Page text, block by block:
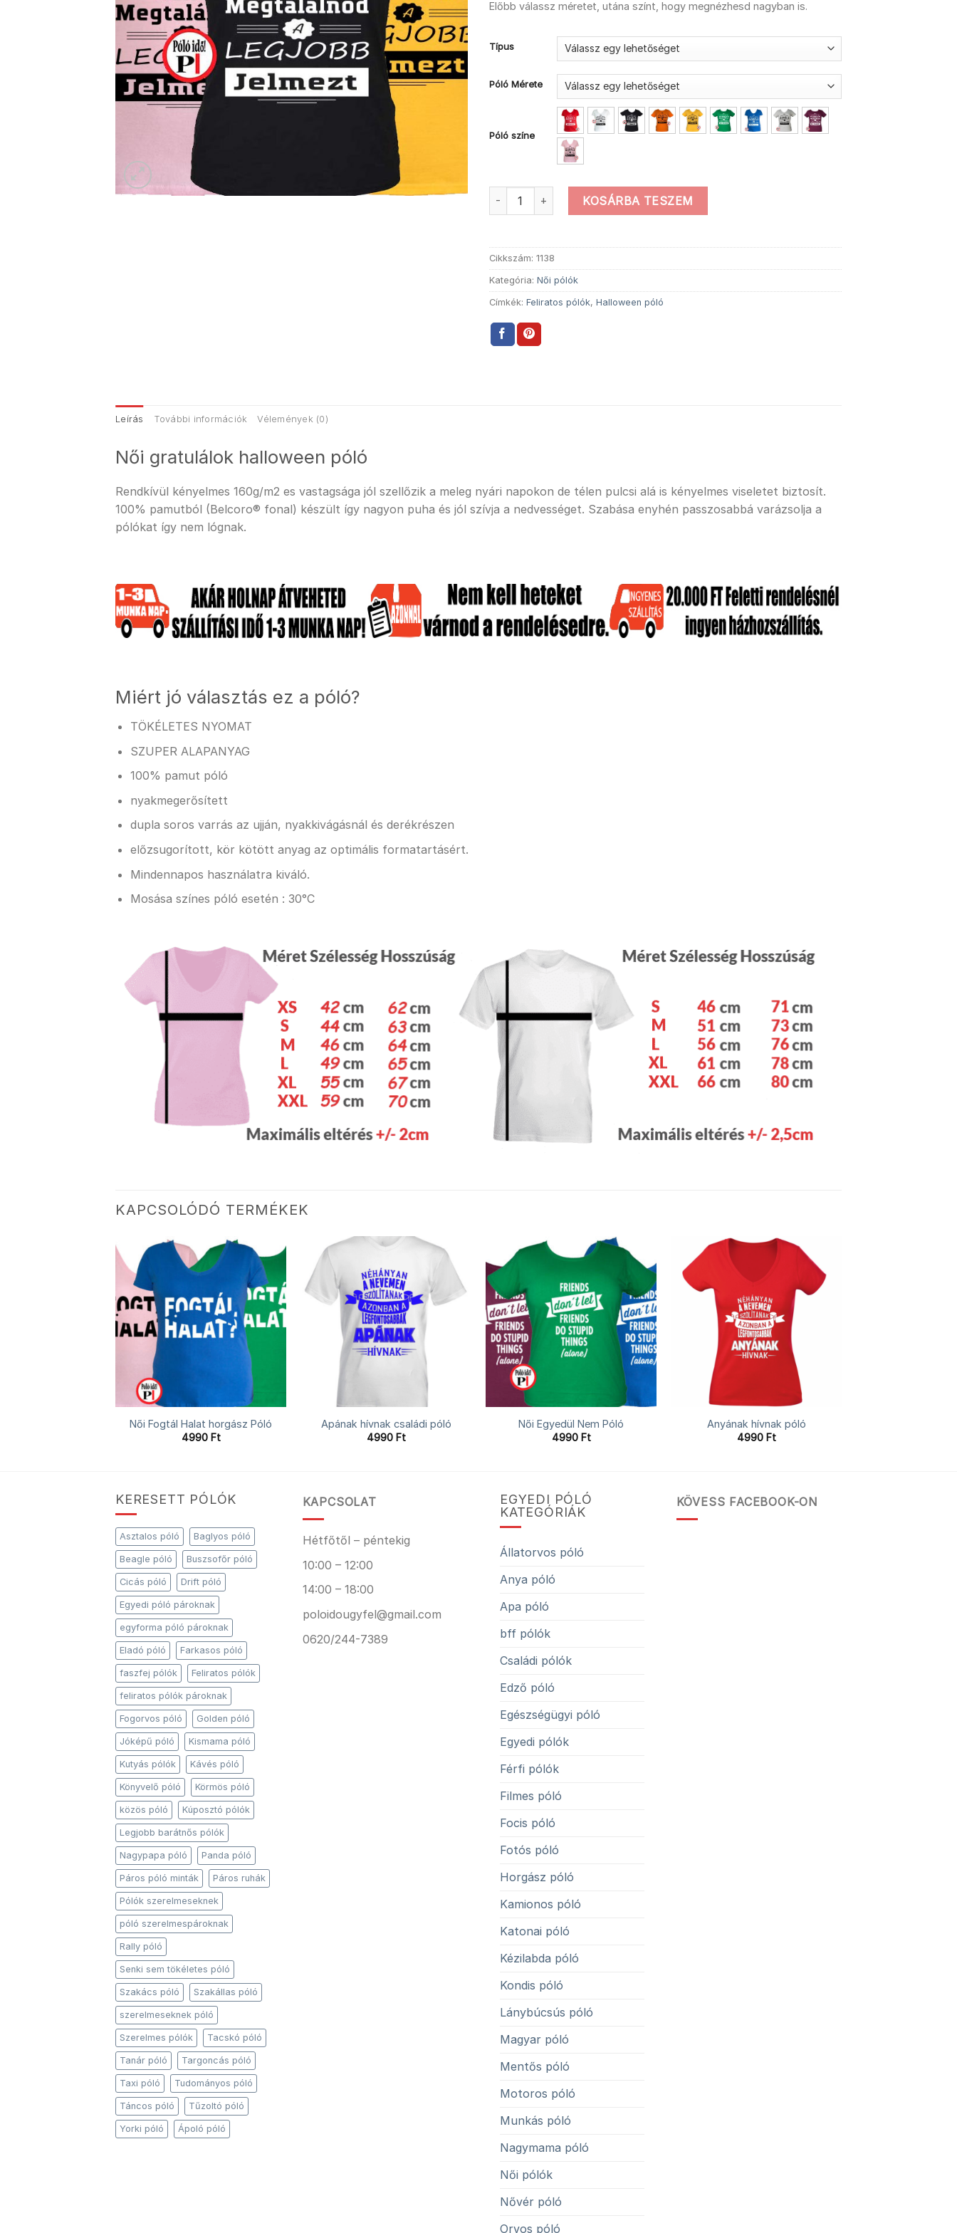
Előbb válassz méretet, utána színt, hogy megnézhesd nagyban is.
Típus
Póló Mérete
Póló színe
Női gratulálok halloween póló mennyiség
KOSÁRBA TESZEM
Cikkszám: 1138
Kategória: Női pólók
Címkék: Feliratos pólók, Halloween póló
Leírás További információk Vélemények (0)
Női gratulálok halloween póló
Rendkívül kényelmes 160g/m2 es vastagsága jól szellőzik a meleg nyári napokon de télen pulcsi alá is kényelmes viseletet biztosít.
100% pamutból (Belcoro® fonal) készült így nagyon puha és jól szívja a nedvességet. Szabása enyhén passzosabbá varázsolja a
pólókat így nem lógnak.
Miért jó választás ez a póló?
TÖKÉLETES NYOMAT
SZUPER ALAPANYAG
100% pamut póló
nyakmegerősített
dupla soros varrás az ujján, nyakkivágásnál és derékrészen
előzsugorított, kör kötött anyag az optimális formatartásért.
Mindennapos használatra kiváló.
Mosása színes póló esetén : 30°C
KAPCSOLÓDÓ TERMÉKEK
Női Fogtál Halat horgász Póló
4990 Ft
Apának hívnak családi póló
4990 Ft
Női Egyedül Nem Póló
4990 Ft
Anyának hívnak póló
4990 Ft
KERESETT PÓLÓK
Asztalos póló Baglyos póló
Beagle póló Buszsofőr póló
Cicás póló Drift póló
Egyedi póló pároknak
egyforma póló pároknak
Eladó póló Farkasos póló
faszfej pólók Feliratos pólók
feliratos pólók pároknak
Fogorvos póló Golden póló
Jóképű póló Kismama póló
Kutyás pólók Kávés póló
Könyvelő póló Körmös póló
közös póló Kúposztó pólók
Legjobb barátnős pólók
Nagypapa póló Panda póló
Páros póló minták Páros ruhák
Pólók szerelmeseknek
póló szerelmespároknak
Rally póló
Senki sem tökéletes póló
Szakács póló Szakállas póló
szerelmeseknek póló
Szerelmes pólók Tacskó póló
Tanár póló Targoncás póló
Taxi póló Tudományos póló
Táncos póló Tűzoltó póló
Yorki póló Ápoló póló
KAPCSOLAT
Hétfőtől – péntekig
10:00 – 12:00
14:00 – 18:00
poloidougyfel@gmail.com
0620/244-7389
EGYEDI PÓLÓ
KATEGÓRIÁK
Állatorvos póló
Anya póló
Apa póló
bff pólók
Családi pólók
Edző póló
Egészségügyi póló
Egyedi pólók
Férfi pólók
Filmes póló
Focis póló
Fotós póló
Horgász póló
Kamionos póló
Katonai póló
Kézilabda póló
Kondis póló
Lánybúcsús póló
Magyar póló
Mentős póló
Motoros póló
Munkás póló
Nagymama póló
Női pólók
Nővér póló
Orvos póló
KÖVESS FACEBOOK-ON